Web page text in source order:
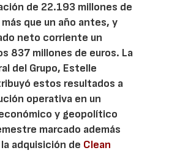
de 22.193 millones de
que un año antes, y
neto corriente un
837 millones de euros. La
del Grupo, Estelle
estos resultados a
operativa en un
y geopolítico
marcado además
adquisición de Clean